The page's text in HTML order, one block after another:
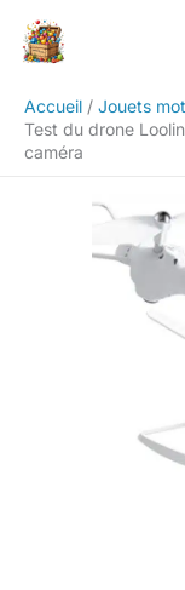
Accueil
Jouets
Test du drone
caméra
Rechercher